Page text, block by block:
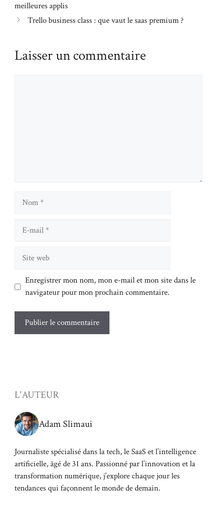
meilleures applis
Trello business class : que vaut le saas premium ?
Laisser un commentaire
Enregistrer mon nom, mon e-mail et mon site dans le
navigateur pour mon prochain commentaire.
L'AUTEUR
Adam Slimaui
Journaliste spécialisé dans la tech, le SaaS et l’intelligence
artificielle, âgé de 31 ans. Passionné par l’innovation et la
transformation numérique, j’explore chaque jour les
tendances qui façonnent le monde de demain.